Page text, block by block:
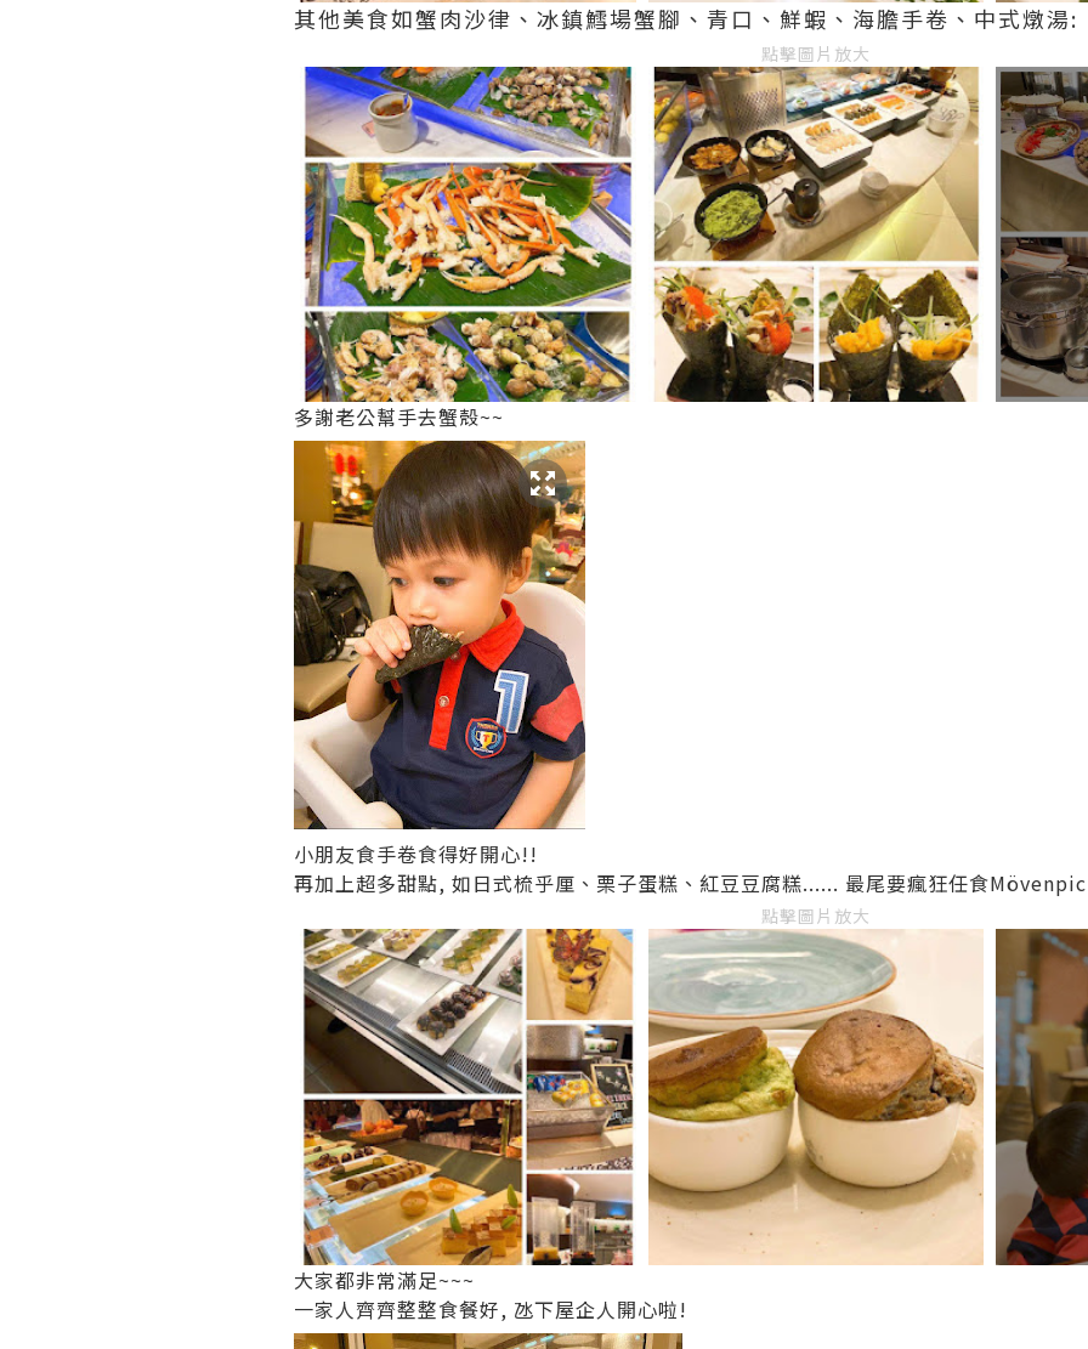
其他美食如蟹肉沙律、冰鎮鱈場蟹腳、青口、鮮蝦、海膽手卷、中式燉湯:
點擊圖片放大
多謝老公幫手去蟹殼~~
小朋友食手卷食得好開心!!
再加上超多甜點, 如日式梳乎厘、栗子蛋糕、紅豆豆腐糕...... 最尾要瘋狂任食
點擊圖片放大
大家都非常滿足~~~
一家人齊齊整整食餐好, 氹下屋企人開心啦!